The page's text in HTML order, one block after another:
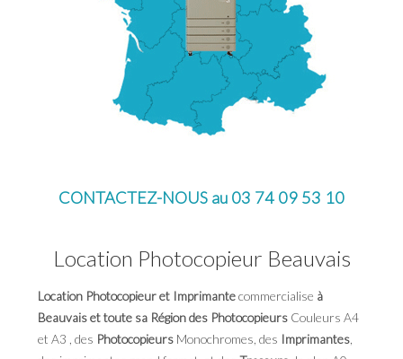
CONTACTEZ-NOUS au 03 74 09 53 10
Location Photocopieur Beauvais
Location Photocopieur et Imprimantecommercialise à
Beauvais et toute sa Région des Photocopieurs Couleurs A4
et A3 , des Photocopieurs Monochromes, des Imprimantes